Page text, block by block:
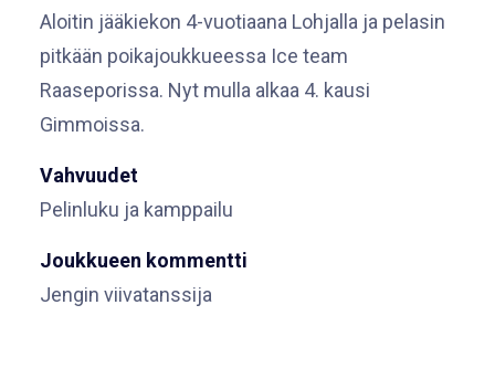
Aloitin jääkiekon 4-vuotiaana Lohjalla ja pelasin
pitkään poikajoukkueessa Ice team
Raaseporissa. Nyt mulla alkaa 4. kausi
Gimmoissa.
Vahvuudet
Pelinluku ja kamppailu
Joukkueen kommentti
Jengin viivatanssija